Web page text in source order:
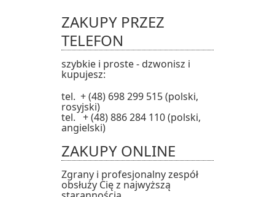
ZAKUPY PRZEZ
TELEFON
szybkie i proste - dzwonisz i
kupujesz:
tel. + (48) 698 299 515 (polski,
rosyjski)
tel. + (48) 886 284 110 (polski,
angielski)
ZAKUPY ONLINE
Zgrany i profesjonalny zespół
obsłuży Cię z najwyższą